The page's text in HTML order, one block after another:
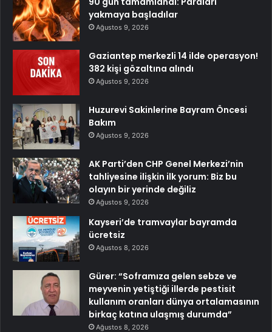
yakmaya başladılar
Ağustos 9, 2026
Gaziantep merkezli 14 ilde operasyon!
382 kişi gözaltına alındı
Ağustos 9, 2026
Huzurevi Sakinlerine Bayram Öncesi
Bakım
Ağustos 9, 2026
AK Parti’den CHP Genel Merkezi’nin
tahliyesine ilişkin ilk yorum: Biz bu
olayın bir yerinde değiliz
Ağustos 9, 2026
Kayseri’de tramvaylar bayramda
ücretsiz
Ağustos 8, 2026
Gürer: “Soframıza gelen sebze ve
meyvenin yetiştiği illerde pestisit
kullanım oranları dünya ortalamasının
birkaç katına ulaşmış durumda”
Ağustos 8, 2026